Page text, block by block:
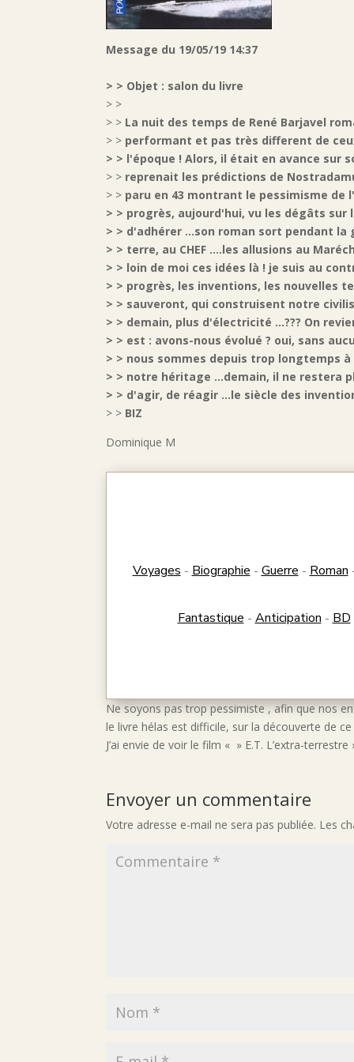
Message du 19/05/19 14:37
> > Objet : salon du livre
> >
> > La nuit des temps de René Barjavel
> > performant et pas très different de
> > l'époque ! Alors, il était en avance sur
> > reprenait les prédictions de
> > paru en 43 montrant le pessimisme
> > progrès, aujourd'hui, vu les dégâts
> > d'adhérer ...son roman sort pendant
> > terre, au CHEF ....les allusions au
> > loin de moi ces idées là ! je suis au
> > progrès, les inventions, les nouvelles
> > sauveront, qui construisent notre
> > demain, plus d'électricité ...??? On
> > est : avons-nous évolué ? oui, sans
> > nous sommes depuis trop longtemps
> > notre héritage ...demain, il ne restera
> > d'agir, de réagir ...le siècle des
> > BIZ
Dominique M
Voyages - Biographie - Guerre - Roman
Fantastique - Anticipation - BD
Ne soyons pas trop pessimiste , afin que nos
le livre hélas est difficile, sur la découverte de
J’ai envie de voir le film « » E.T. L’extra-
Envoyer un commentaire
Votre adresse e-mail ne sera pas publiée. Les